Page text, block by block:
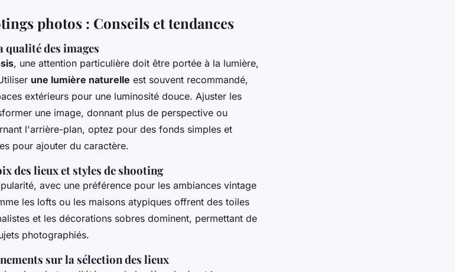
photos : Conseils et tendances
des images
, une attention particulière doit être portée à la lumière,
une lumière naturelle est souvent recommandé,
extérieurs pour une luminosité douce. Ajuster les
une image, donnant plus de perspective ou
l'arrière-plan, optez pour des fonds simples et
pour ajouter du caractère.
des lieux et styles de shooting
avec une préférence pour les ambiances vintage
les lofts ou les maisons atypiques offrent des toiles
et les décorations sobres dominent, permettant de
photographiés.
sur la sélection des lieux